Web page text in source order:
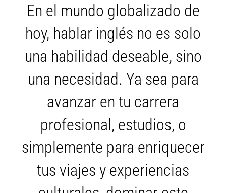
En el mundo globalizado de
hoy, hablar inglés no es solo
una habilidad deseable, sino
una necesidad. Ya sea para
avanzar en tu carrera
profesional, estudios, o
simplemente para enriquecer
tus viajes y experiencias